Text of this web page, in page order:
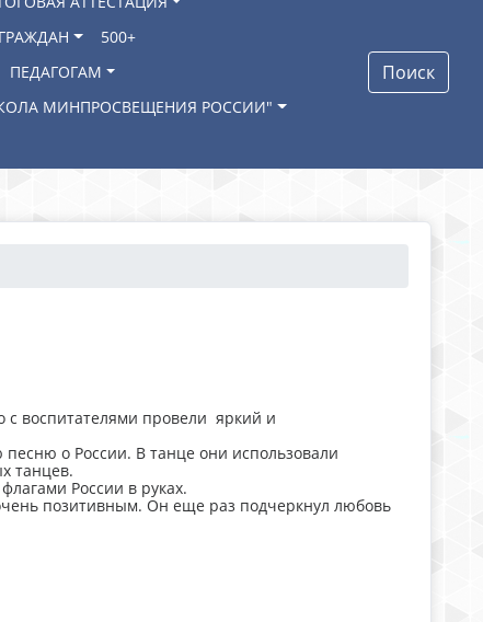
500+
ПЕДАГОГАМ
МИНПРОСВЕЩЕНИЯ РОССИИ"
Поиск
с воспитателями провели яркий и
о России. В танце они использовали
танцев.
России в руках.
позитивным. Он еще раз подчеркнул любовь